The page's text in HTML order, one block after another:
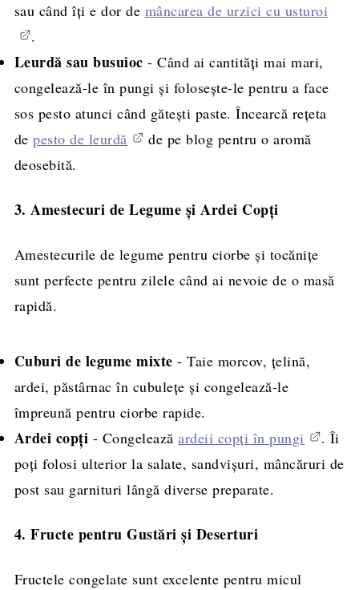
sau când îți e dor de mâncarea de urzici cu usturoi
.
Leurdă sau busuioc - Când ai cantități mai mari,
congelează-le în pungi și folosește-le pentru a face
sos pesto atunci când gătești paste. Încearcă rețeta
depesto de leurdă
de pe blog pentru o aromă
deosebită.
3. Amestecuri de Legume și Ardei Copți
Amestecurile de legume pentru ciorbe și tocănițe
sunt perfecte pentru zilele când ai nevoie de o masă
rapidă.
Cuburi de legume mixte - Taie morcov, țelină,
ardei, păstârnac în cubulețe și congelează-le
împreună pentru ciorbe rapide.
Ardei copți - Congeleazăardeii copți în pungi
. Îi
poți folosi ulterior la salate, sandvișuri, mâncăruri de
post sau garnituri lângă diverse preparate.
4. Fructe pentru Gustări și Deserturi
Fructele congelate sunt excelente pentru micul